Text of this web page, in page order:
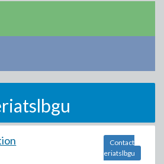
Contact
eriatslbgu